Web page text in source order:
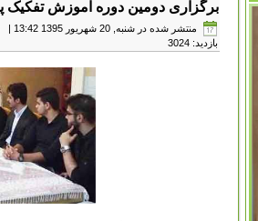
برگزاری دومین دوره آموزش تفکیک
منتشر شده در شنبه, 20 شهریور 1395 13:42 |
بازدید: 3024